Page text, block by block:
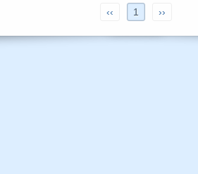
‹‹ 1 ››